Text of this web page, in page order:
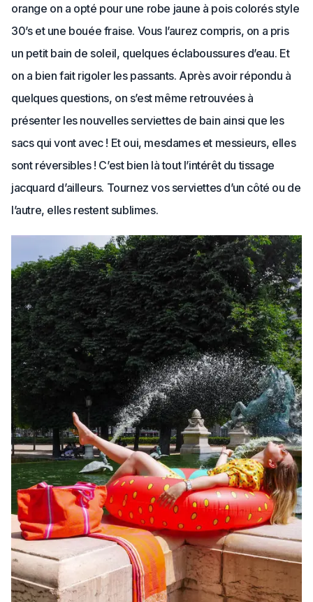
orange on a opté pour une robe jaune à pois colorés style
30’s et une bouée fraise. Vous l’aurez compris, on a pris
un petit bain de soleil, quelques éclaboussures d’eau. Et
on a bien fait rigoler les passants. Après avoir répondu à
quelques questions, on s’est même retrouvées à
présenter les nouvelles serviettes de bain ainsi que les
sacs qui vont avec ! Et oui, mesdames et messieurs, elles
sont réversibles ! C’est bien là tout l’intérêt du tissage
jacquard d’ailleurs. Tournez vos serviettes d’un côté ou de
l’autre, elles restent sublimes.